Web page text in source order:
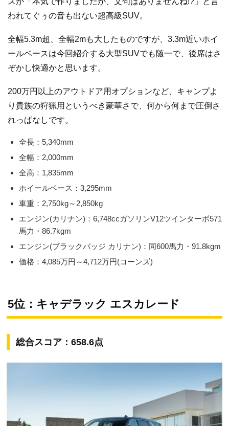
われてぐぅの音も出ない超高級SUV。
全幅5.3m超、全幅2mも大したものですが、3.3m近いホイ
ールベースは今回紹介する大型SUVでも随一で、後席はさ
ぞかし快適かと思います。
200万円以上のアウトドア用オプションなど、キャンプよ
り貴族の狩猟用というべき豪華さで、何から何まで圧倒さ
れっぱなしです。
全長：5,340mm
全幅：2,000mm
全高：1,835mm
ホイールベース：3,295mm
車重：2,750kg～2,850kg
エンジン(カリナン)：6,748ccガソリンV12ツインターボ571
馬力・86.7kgm
エンジン(ブラックバッジ カリナン)：同600馬力・91.8kgm
価格：4,085万円～4,712万円(コーンズ)
5位：キャデラック エスカレード
総合スコア：658.6点